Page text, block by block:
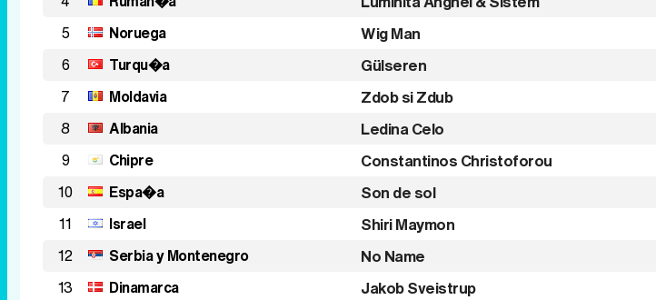
5 Noruega Wig Man
6 Turqu�a Gülseren
7 Moldavia Zdob si Zdub
8 Albania Ledina Celo
9 Chipre Constantinos Christoforou
10 Espa�a Son de sol
11 Israel Shiri Maymon
12 Serbia y Montenegro No Name
13 Dinamarca Jakob Sveistrup